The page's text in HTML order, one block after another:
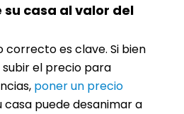
su casa al valor del
es clave. Si bien
el precio para
poner un precio
casa puede desanimar a